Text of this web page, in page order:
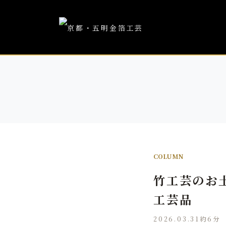
COLUMN
竹工芸のお
工芸品
2026.03.31 約6分